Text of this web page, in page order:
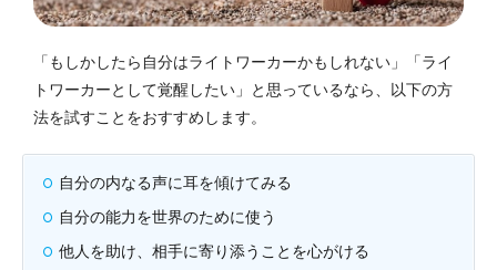
「もしかしたら自分はライトワーカーかもしれない」「ライ
トワーカーとして覚醒したい」と思っているなら、以下の方
法を試すことをおすすめします。
自分の内なる声に耳を傾けてみる
自分の能力を世界のために使う
他人を助け、相手に寄り添うことを心がける